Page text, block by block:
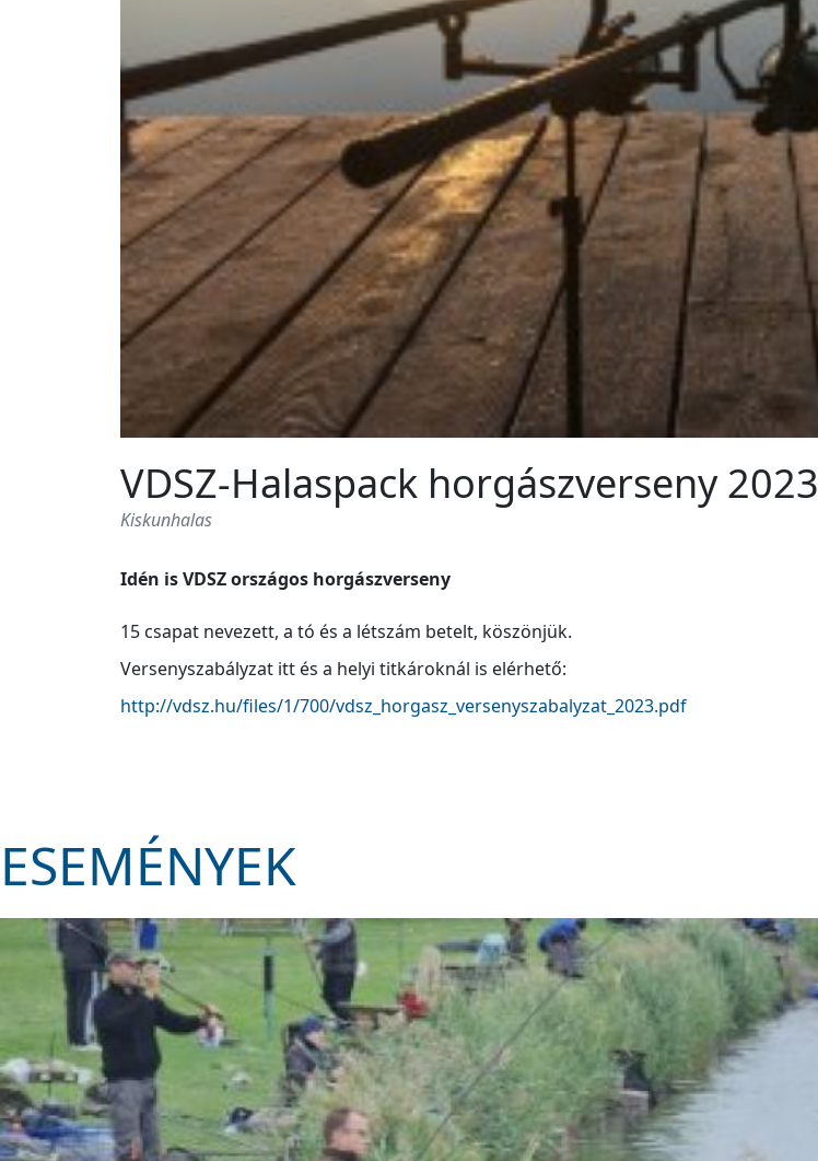
VDSZ-Halaspack horgászverseny 2023
Kiskunhalas
Idén is VDSZ országos horgászverseny
15 csapat nevezett, a tó és a létszám betelt, köszönjük.
Versenyszabályzat itt és a helyi titkároknál is elérhető:
http://vdsz.hu/files/1/700/vdsz_horgasz_versenyszabalyzat_2023.pdf
ESEMÉNYEK